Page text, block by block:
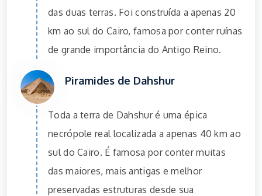
das duas terras. Foi construída a apenas 20
km ao sul do Cairo, famosa por conter ruínas
de grande importância do Antigo Reino.
Piramides de Dahshur
Toda a terra de Dahshur é uma épica
necrópole real localizada a apenas 40 km ao
sul do Cairo. É famosa por conter muitas
das maiores, mais antigas e melhor
preservadas estruturas desde sua